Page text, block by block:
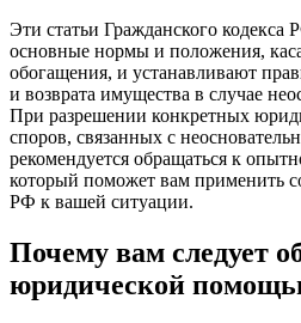
Эти статьи Гражданского кодекса
основные нормы и положения,
обогащения, и устанавливают
и возврата имущества в случае
При разрешении конкретных
споров, связанных с
рекомендуется обращаться к
который поможет вам применить
РФ к вашей ситуации.
Почему вам следует
юридической